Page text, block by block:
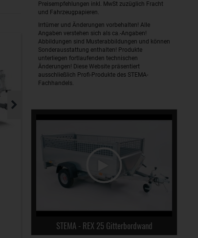
Preisempfehlungen inkl. MwSt zuzüglich Fracht
und Fahrzeugpapieren.
Irrtümer und Änderungen vorbehalten! Alle
Angaben verstehen sich als ca.-Angaben!
Abbildungen sind Musterabbildungen und können
Sonderausstattung enthalten! Produkte
unterliegen fortlaufenden technischen
Änderungen! Diese Website präsentiert
ausschließlich Profi-Produkte des STEMA-
Fachhandels.
STEMA - REX 25 Gitterbordwand